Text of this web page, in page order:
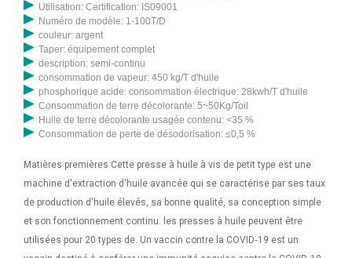
Utilisation: Certification: IS09001
Numéro de modèle: 1-100T/D
couleur: argent
Taper: équipement complet
description: semi-continu
consommation de vapeur: 450 kg/T d'huile
phosphorique acide: consommation électrique: 28kwh/T d'huile
Consommation de terre décolorante: 5~50Kg/Toil
Huile de terre décolorante usagée contenu: <35 %
Consommation de perte de désodorisation: ≤0,5 %
Matières premières Cette presse à huile à vis de petit type est une
machine d'extraction d'huile avancée qui se caractérise par ses taux
de production d'huile élevés, sa bonne qualité, sa conception simple
et son fonctionnement continu. les presses à huile peuvent être
utilisées pour 20 types de. Un vaccin contre la COVID‑19 est un